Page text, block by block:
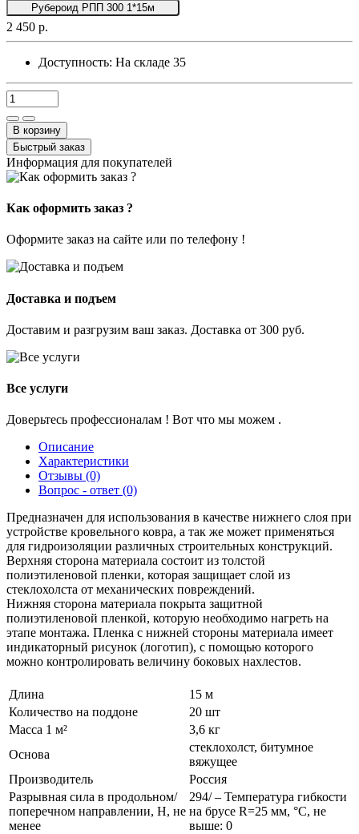
Рубероид РПП 300 1*15м
2 450 р.
Доступность: На складе 35
В корзину
Быстрый заказ
Информация для покупателей
Как оформить заказ ?
Оформите заказ на сайте или по телефону !
Доставка и подъем
Доставим и разгрузим ваш заказ. Доставка от 300 руб.
Все услуги
Доверьтесь профессионалам ! Вот что мы можем .
Описание
Характеристики
Отзывы (0)
Вопрос - ответ (0)
Предназначен для использования в качестве нижнего слоя при
устройстве кровельного ковра, а так же может применяться
для гидроизоляции различных строительных конструкций.
Верхняя сторона материала состоит из толстой
полиэтиленовой пленки, которая защищает слой из
стеклохолста от механических повреждений.
Нижняя сторона материала покрыта защитной
полиэтиленовой пленкой, которую необходимо нагреть на
этапе монтажа. Пленка с нижней стороны материала имеет
индикаторный рисунок (логотип), с помощью которого
можно контролировать величину боковых нахлестов.
Длина
15 м
Количество на поддоне
20 шт
Масса 1 м²
3,6 кг
Основа
стеклохолст, битумное
вяжущее
Производитель
Россия
Разрывная сила в продольном/
поперечном направлении, Н, не
менее
294/ – Температура гибкости
на брусе R=25 мм, °С, не
выше: 0